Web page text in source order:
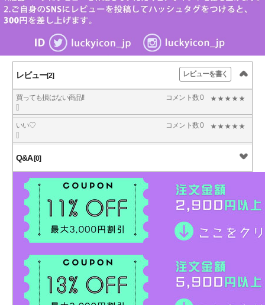
レビュー[2]
買っても損はない商品!!
[]
コメント数 0
いい♡
[]
コメント数 0
レビューを書く
Q&A [0]